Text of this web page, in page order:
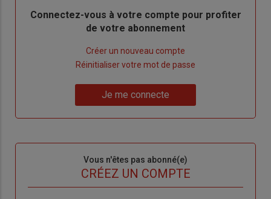
Body
Connectez-vous à votre compte pour profiter
de votre abonnement
Créer un nouveau compte
de
Réinitialiser votre mot de passe
me
Je me connecte
Vous n'êtes pas abonné(e)
CRÉEZ UN COMPTE